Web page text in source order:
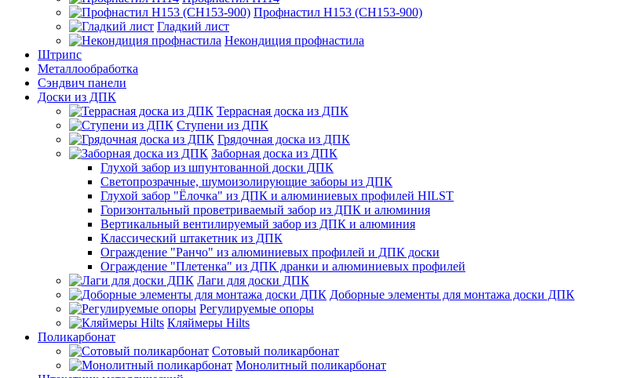
Профнастил Н153 (СН153-900)
Гладкий лист
Некондиция профнастила
Штрипс
Металлообработка
Сэндвич панели
Доски из ДПК
Террасная доска из ДПК
Ступени из ДПК
Грядочная доска из ДПК
Заборная доска из ДПК
Глухой забор из шпунтованной доски ДПК
Светопрозрачные, шумоизолирующие заборы из ДПК
Глухой забор "Ёлочка" из ДПК и алюминиевых профилей HILST
Горизонтальный проветриваемый забор из ДПК и алюминия
Вертикальный вентилируемый забор из ДПК и алюминия
Классический штакетник из ДПК
Ограждение "Ранчо" из алюминиевых профилей и ДПК доски
Ограждение "Плетенка" из ДПК дранки и алюминиевых профилей
Лаги для доски ДПК
Доборные элементы для монтажа доски ДПК
Регулируемые опоры
Кляймеры Hilts
Поликарбонат
Сотовый поликарбонат
Монолитный поликарбонат